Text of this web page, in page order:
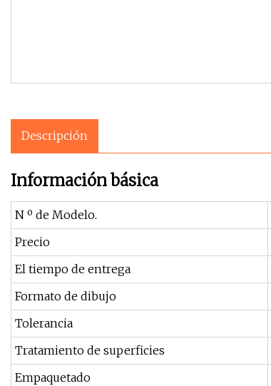
Descripción
Información básica
N º de Modelo.
Precio
El tiempo de entrega
Formato de dibujo
Tolerancia
Tratamiento de superficies
Empaquetado